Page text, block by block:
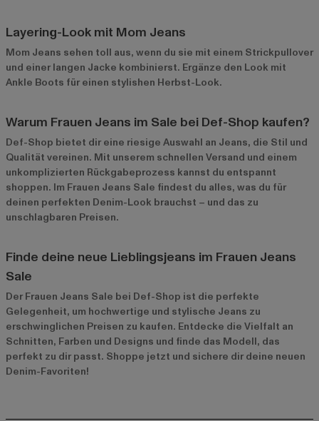
Layering-Look mit Mom Jeans
Mom Jeans sehen toll aus, wenn du sie mit einem Strickpullover
und einer langen Jacke kombinierst. Ergänze den Look mit
Ankle Boots für einen stylishen Herbst-Look.
Warum Frauen Jeans im Sale bei Def-Shop kaufen?
Def-Shop bietet dir eine riesige Auswahl an Jeans, die Stil und
Qualität vereinen. Mit unserem schnellen Versand und einem
unkomplizierten Rückgabeprozess kannst du entspannt
shoppen. Im Frauen Jeans Sale findest du alles, was du für
deinen perfekten Denim-Look brauchst – und das zu
unschlagbaren Preisen.
Finde deine neue Lieblingsjeans im Frauen Jeans
Sale
Der Frauen Jeans Sale bei Def-Shop ist die perfekte
Gelegenheit, um hochwertige und stylische Jeans zu
erschwinglichen Preisen zu kaufen. Entdecke die Vielfalt an
Schnitten, Farben und Designs und finde das Modell, das
perfekt zu dir passt. Shoppe jetzt und sichere dir deine neuen
Denim-Favoriten!